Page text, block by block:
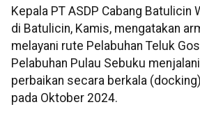
Kepala PT ASDP Cabang Batulicin
di Batulicin, Kamis, mengatakan
melayani rute Pelabuhan Teluk
Pelabuhan Pulau Sebuku
perbaikan secara berkala
pada Oktober 2024.